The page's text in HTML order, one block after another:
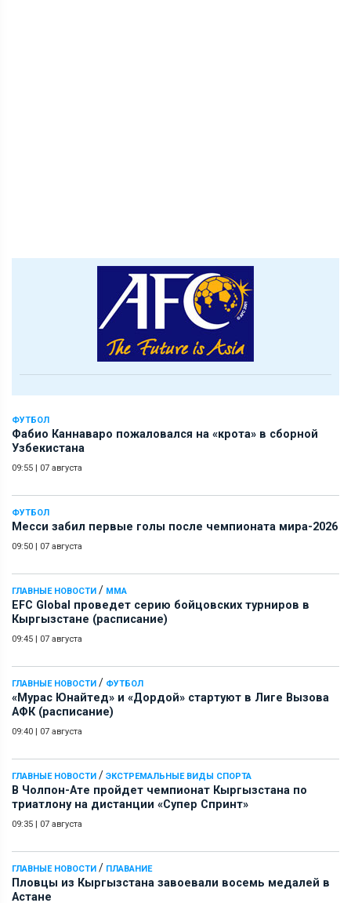
ФУТБОЛ
Фабио Каннаваро пожаловался на «крота» в сборной
Узбекистана
09:55 | 07 августа
ФУТБОЛ
Месси забил первые голы после чемпионата мира-2026
09:50 | 07 августа
ГЛАВНЫЕ НОВОСТИ / ММА
EFC Global проведет серию бойцовских турниров в
Кыргызстане (расписание)
09:45 | 07 августа
ГЛАВНЫЕ НОВОСТИ / ФУТБОЛ
«Мурас Юнайтед» и «Дордой» стартуют в Лиге Вызова
АФК (расписание)
09:40 | 07 августа
ГЛАВНЫЕ НОВОСТИ / ЭКСТРЕМАЛЬНЫЕ ВИДЫ СПОРТА
В Чолпон-Ате пройдет чемпионат Кыргызстана по
триатлону на дистанции «Супер Спринт»
09:35 | 07 августа
ГЛАВНЫЕ НОВОСТИ / ПЛАВАНИЕ
Пловцы из Кыргызстана завоевали восемь медалей в
Астане